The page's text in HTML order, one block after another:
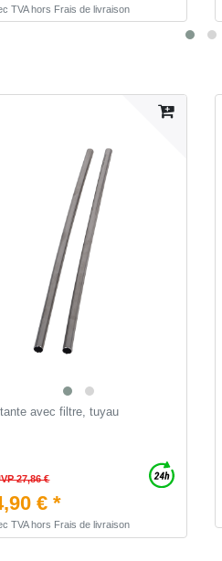
TVAhors Frais de livraison
avec filtre, tuyau
27,86 €
€ *
TVAhors Frais de livraison